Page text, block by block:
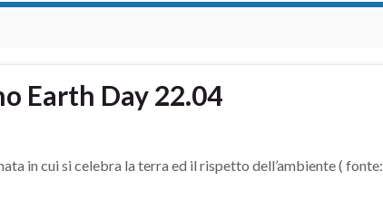
Earth Day 22.04
in cui si celebra la terra ed il rispetto dell’ambiente ( fonte: